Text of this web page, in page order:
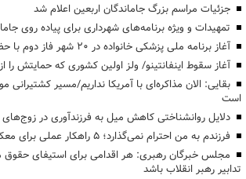
جزئیات مراسم بزرگ جاماندگان اربعین اعلام شد
تمهیدات و ویژه برنامه‌های شهرداری برای پیاده روی
آغاز برنامه ملی پزشکی خانواده در ۲۰ شهر فاز دوم با حضور «پزشکیان»
آغاز سقوط اینفانتینو/ ولز اولین کشوری که حمایتش
بقایی: الان مذاکره‌ای با آمریکا نداریم/مسیر کشتیرانی
است
دلایل روانشناختی کاهش میل به فرزندآوری در
فرزندم به من احترام نمی‌گذارد؛ ۵ راهکار عملی برای معکوس کردن این رفتار
مجلس خبرگان رهبری: هر اقدامی برای استیفای حقوق
تدابیر رهبر انقلاب باشد